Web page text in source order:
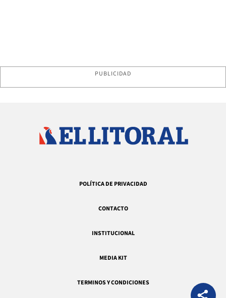
PUBLICIDAD
POLÍTICA DE PRIVACIDAD
CONTACTO
INSTITUCIONAL
MEDIA KIT
TERMINOS Y CONDICIONES